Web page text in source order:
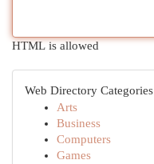
HTML is allowed
Web Directory Categories
Arts
Business
Computers
Games